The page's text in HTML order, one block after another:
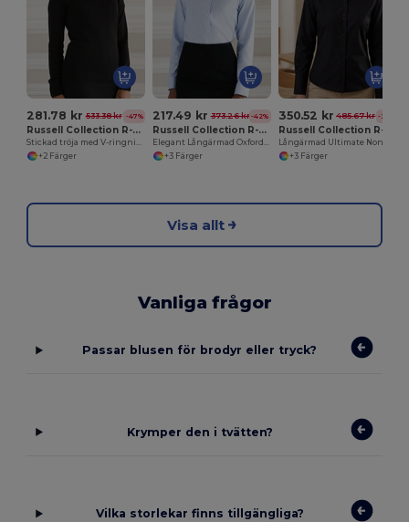
281.78 kr 533.38 kr -47%
Russell Collection R-710F-0
Stickad tröja med V-ringning
+2 Färger
217.49 kr 373.26 kr -42%
Russell Collection R-932F-0
Elegant Långärmad Oxfordblus för Kvinnor
+3 Färger
350.52 kr 485.67 kr -28%
+3 Färger
Visa allt
Vanliga frågor
Passar blusen för brodyr eller tryck?
Krymper den i tvätten?
Vilka storlekar finns tillgängliga?